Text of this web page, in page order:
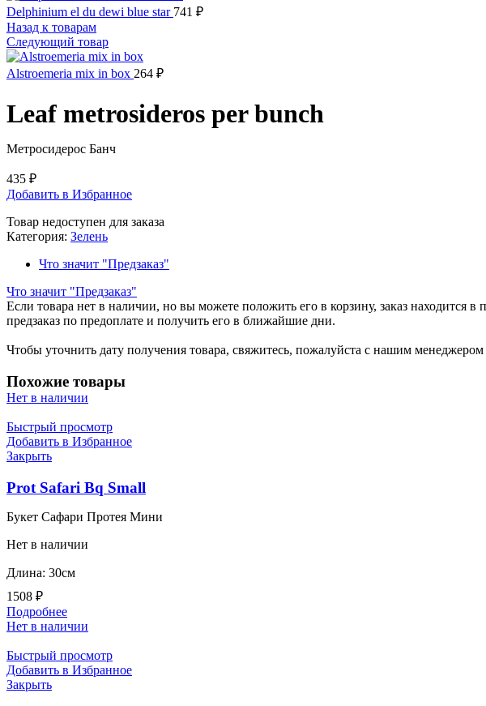
Delphinium el du dewi blue star 741 ₽
Назад к товарам
Следующий товар
Alstroemeria mix in box 264 ₽
Leaf metrosideros per bunch
Метросидерос Банч
435 ₽
Добавить в Избранное
Товар недоступен для заказа
Категория: Зелень
Что значит "Предзаказ"
Что значит "Предзаказ"
Если товара нет в наличии, но вы можете положить его в корзину, заказ находится
предзаказ по предоплате и получить его в ближайшие дни.
Чтобы уточнить дату получения товара, свяжитесь, пожалуйста с нашим
Похожие товары
Нет в наличии
Быстрый просмотр
Добавить в Избранное
Закрыть
Prot Safari Bq Small
Букет Сафари Протея Мини
Нет в наличии
Длина: 30см
1508 ₽
Подробнее
Нет в наличии
Быстрый просмотр
Добавить в Избранное
Закрыть